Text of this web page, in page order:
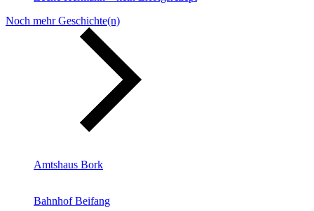
Noch mehr Geschichte(n)
Amtshaus Bork
Bahnhof Beifang